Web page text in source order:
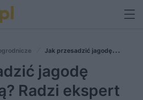
Jak przesadzić jagodę
jagodę
Radzi ekspert